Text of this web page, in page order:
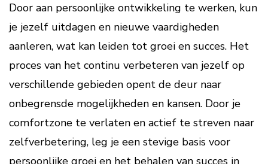
Door aan persoonlijke ontwikkeling te werken, kun
je jezelf uitdagen en nieuwe vaardigheden
aanleren, wat kan leiden tot groei en succes. Het
proces van het continu verbeteren van jezelf op
verschillende gebieden opent de deur naar
onbegrensde mogelijkheden en kansen. Door je
comfortzone te verlaten en actief te streven naar
zelfverbetering, leg je een stevige basis voor
persoonlijke groei en het behalen van succes in